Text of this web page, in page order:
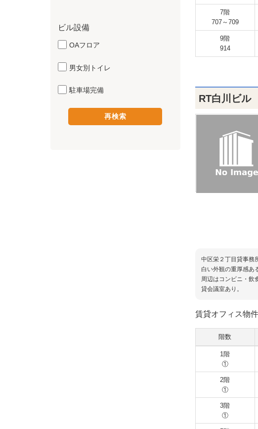
7階
707～709
9階
914
RT白川ビル
中区栄２丁目貸事務
白い外観の重厚感あ
周辺はコンビニ・飲
貸会議室あり。
賃貸オフィス物
階数
1階
①
2階
①
3階
①
ビル設備
OAフロア
男女別トイレ
駐車場完備